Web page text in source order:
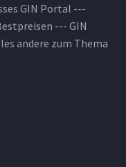
GIN Portal ---
--- GIN
andere zum Thema